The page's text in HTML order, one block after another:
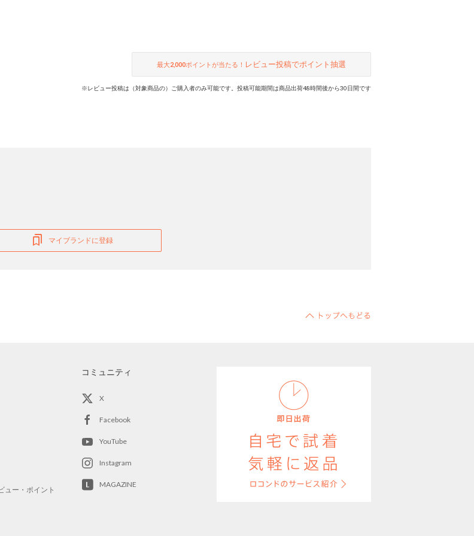
最大2,000ポイントが当たる！ レビュー投稿でポイント抽選
※レビュー投稿は（対象商品の）ご購入者のみ可能です。投稿可能期間は商品出荷48時間後から30日間です
マイブランドに登録
ュー・ポイント
コミュニティ
X
Facebook
YouTube
Instagram
MAGAZINE